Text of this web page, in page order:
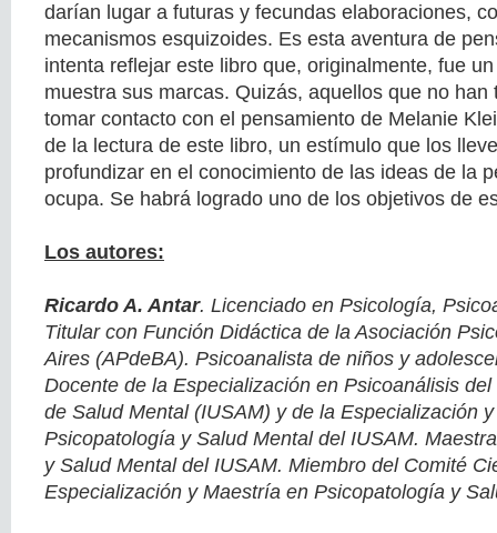
darían lugar a futuras y fecundas elaboraciones,
mecanismos esquizoides. Es esta aventura de
intenta reflejar este libro que, originalmente, fue
muestra sus marcas. Quizás, aquellos que no han
tomar contacto con el pensamiento de Melanie
de la lectura de este libro, un estímulo que los
profundizar en el conocimiento de las ideas de la
ocupa. Se habrá logrado uno de los objetivos de
Los autores:
Ricardo A. Antar. Licenciado en Psicología,
Titular con Función Didáctica de la Asociación
Aires (APdeBA). Psicoanalista de niños y
Docente de la Especialización en Psicoanálisis
de Salud Mental (IUSAM) y de la Especialización
Psicopatología y Salud Mental del IUSAM.
y Salud Mental del IUSAM. Miembro del Comité
Especialización y Maestría en Psicopatología y